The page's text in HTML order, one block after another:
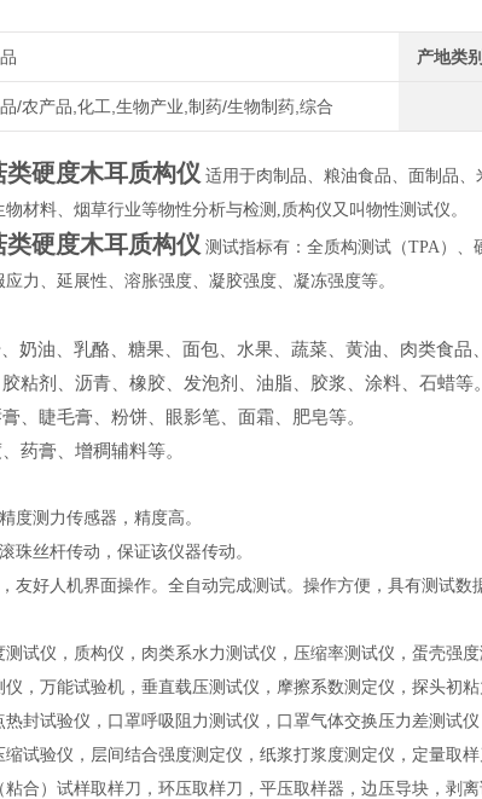
产地类别
/农产品,化工,生物产业,制药/生物制药,综合
硬度木耳质构仪 适用于肉制品、粮油食品、面制品
材料、烟草行业等物性分析与检测 ,质构仪又叫物性测试仪。
硬度木耳质构仪 测试指标有：全质构测试（TPA）、
力、延展性、溶胀强度、凝胶强度、凝冻强度等。
奶油、乳酪、糖果、面包、水果、蔬菜、黄油、肉类食品
粘剂、沥青、橡胶、发泡剂、油脂、胶浆、涂料、石蜡等。
、睫毛膏、粉饼、眼影笔、面霜、肥皂等。
药膏、增稠辅料等。
度测力传感器，精度高。
珠丝杆传动，保证该仪器传动。
友好人机界面操作。全自动完成测试。操作方便，具有测试数
试仪，质构仪，肉类系水力测试仪，压缩率测试仪，蛋壳强度
仪 ，万能试验机， 垂直载压测试仪，摩擦系数测定仪，探头初
封试验仪，口罩呼吸阻力测试仪，口罩气体交换压力差测试
试验仪，层间结合强度测定仪，纸浆打浆度测定仪，定量取样
合）试样取样刀，环压取样刀，平压取样器，边压导块，剥